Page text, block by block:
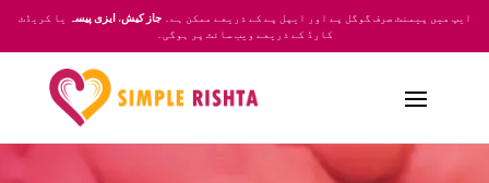
ایپ میں پیمنٹ صرف گوگل پے اور ایپل پے کے ذریعے ممکن ہے۔جاز کیش،ایزی پیسہ
یا کریڈٹ
کارڈ کے ذریعے ویب سائٹ پر ہوگی۔